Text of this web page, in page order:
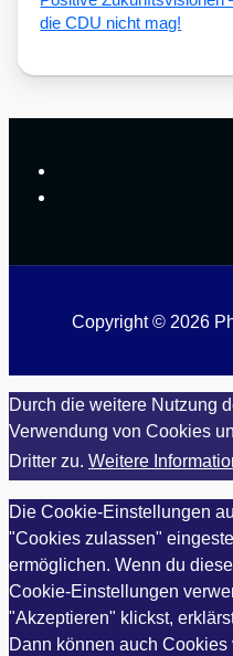
die CDU nicht mag!
Copyright © 2026
Durch die weitere Nutzung
Verwendung von Cookies
Dritter zu. Weitere
Die Cookie-Einstellungen
"Cookies zulassen"
ermöglichen. Wenn du
Cookie-Einstellungen
"Akzeptieren" klickst,
Dann können auch